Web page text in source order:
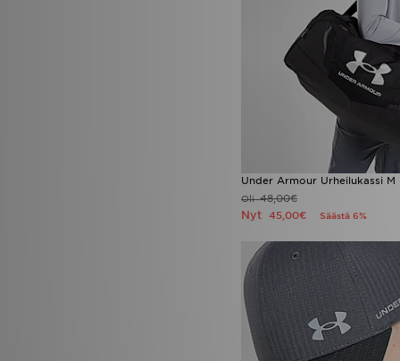
Under Armour Urheilukassi M
Oli48,00€
Nyt 45,00€ Säästä 6%